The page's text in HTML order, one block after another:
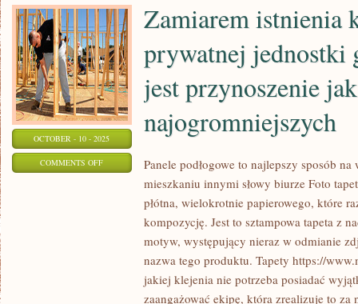
OCTOBER - 10 - 2025
COMMENTS OFFON
ZAMIAREM
PRYWATNEJ
JEDNOSTKI
GOSPODARCZEJ
Zamiarem istnienia
prywatnej jednostki
jest przynoszenie jak
najogromniejszych
Panele podłogowe to najlepszy sposób
mieszkaniu innymi słowy biurze Foto
płótna, wielokrotnie papierowego, które
kompozycję. Jest to sztampowa tapeta z
motyw, występujący nieraz w odmianie
nazwa tego produktu. Tapety https://
jakiej klejenia nie potrzeba posiadać
zaangażować ekipę, która zrealizuje to za